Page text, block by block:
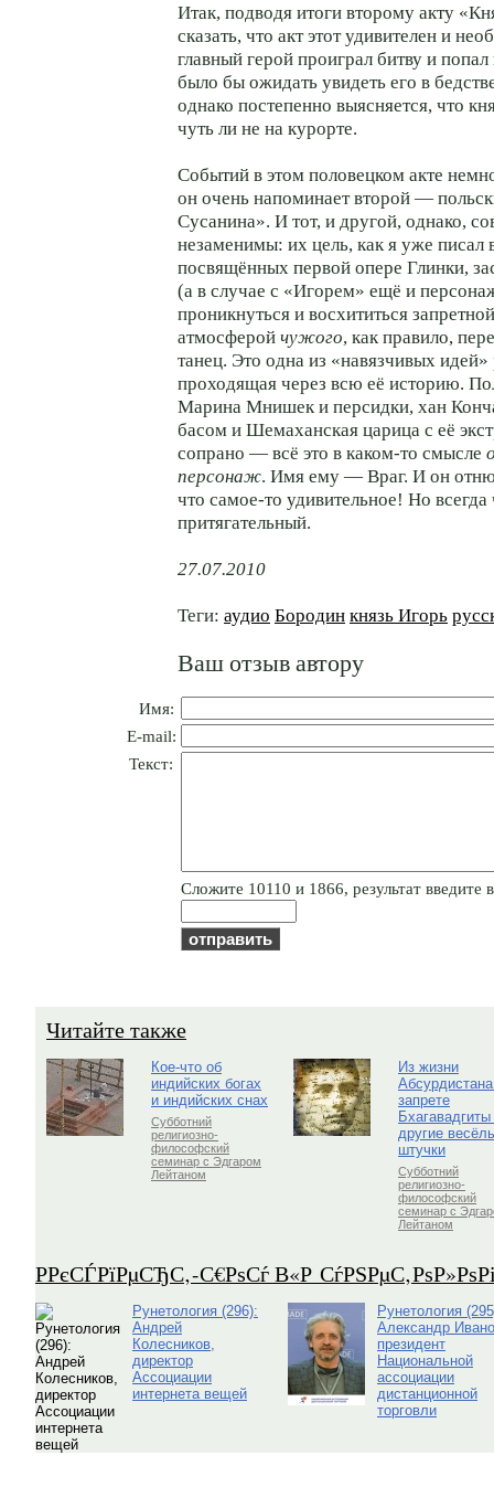
Итак, подводя итоги второму акту
сказать, что акт этот удивителен и
главный герой проиграл битву и
было бы ожидать увидеть его в
однако постепенно выясняется, что
чуть ли не на курорте.
Событий в этом половецком акте
он очень напоминает второй —
Сусанина». И тот, и другой, однако,
незаменимы: их цель, как я уже писал
посвящённых первой опере Глинки,
(а в случае с «Игорем» ещё и
проникнуться и восхититься
атмосферой чужого, как правило,
танец. Это одна из «навязчивых
проходящая через всю её историю.
Марина Мнишек и персидки, хан
басом и Шемаханская царица с её
сопрано — всё это в каком-то смысле
персонаж. Имя ему — Враг. И он
что самое-то удивительное! Но
притягательный.
27.07.2010
Теги: аудио Бородин князь Игорь
Ваш отзыв автору
Имя:
E-mail:
Текст:
Cлoжитe 10110 и 1866, результат введите
Читайте также
Кое-что об
индийских богах
и индийских снах
Субботний
религиозно-
философский
семинар с Эдгаром
Лейтаном
Из жизни
запрете
Бхагавадгиты
другие
штучки
Субботний
религиозно-
философский
семинар с
Лейтаном
Р­РєСЃРїРµСЂС‚-С€РѕСѓ В«Р
Рунетология (296):
Андрей
Колесников,
директор
Ассоциации
интернета вещей
Рунетология
Александр
президент
Национальной
ассоциации
дистанционной
торговли